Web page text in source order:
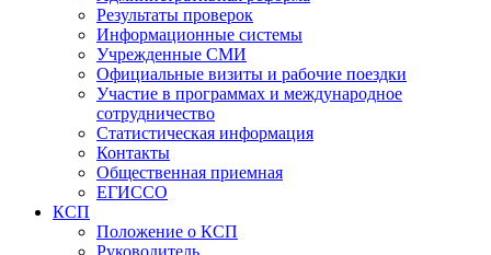
Результаты проверок
Информационные системы
Учрежденные СМИ
Официальные визиты и рабочие поездки
Участие в программах и международное
сотрудничество
Статистическая информация
Контакты
Общественная приемная
ЕГИССО
КСП
Положение о КСП
Руководитель